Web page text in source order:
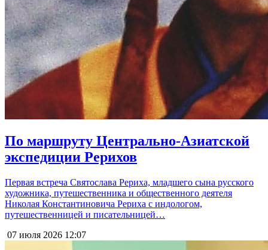
По маршруту Центрально-Азиатской
экспедиции Рерихов
Первая встреча Святослава Рериха, младшего сына русского
художника, путешественника и общественного деятеля
Николая Константиновича Рериха с индологом,
путешественницей и писательницей…
07 июля 2026 12:07